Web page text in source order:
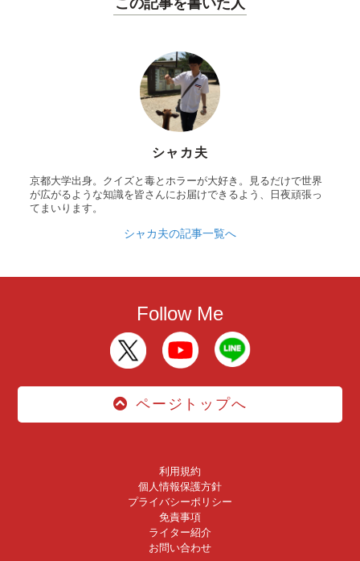
この記事を書いた人
シャカ夫
京都大学出身。クイズと毒とホラーが大好き。見るだけで世界
が広がるような知識を皆さんにお届けできるよう、日夜頑張っ
てまいります。
シャカ夫の記事一覧へ
Follow Me
ページトップへ
利用規約
個人情報保護方針
プライバシーポリシー
免責事項
ライター紹介
お問い合わせ